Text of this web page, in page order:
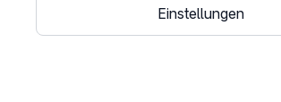
Einstellungen